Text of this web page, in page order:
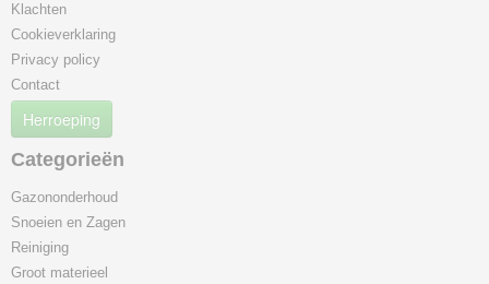
Klachten
Cookieverklaring
Privacy policy
Contact
Herroeping
Categorieën
Gazononderhoud
Snoeien en Zagen
Reiniging
Groot materieel